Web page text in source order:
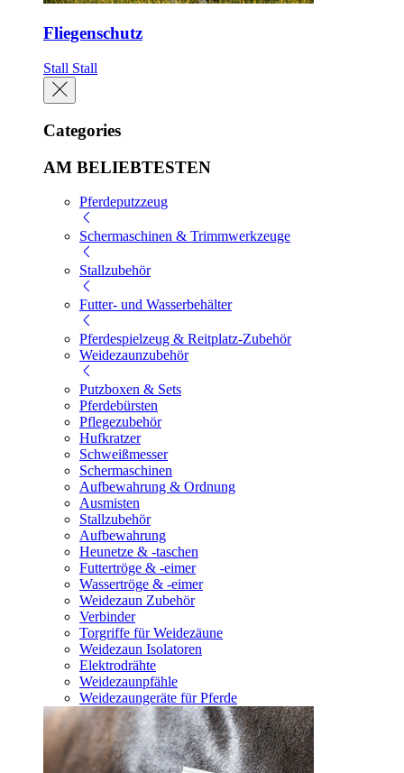
Fliegenschutz
Stall Stall
Categories
AM BELIEBTESTEN
Pferdeputzzeug
Schermaschinen & Trimmwerkzeuge
Stallzubehör
Futter- und Wasserbehälter
Pferdespielzeug & Reitplatz-Zubehör
Weidezaunzubehör
Putzboxen & Sets
Pferdebürsten
Pflegezubehör
Hufkratzer
Schweißmesser
Schermaschinen
Aufbewahrung & Ordnung
Ausmisten
Stallzubehör
Aufbewahrung
Heunetze & -taschen
Futtertröge & -eimer
Wassertröge & -eimer
Weidezaun Zubehör
Verbinder
Torgriffe für Weidezäune
Weidezaun Isolatoren
Elektrodrähte
Weidezaunpfähle
Weidezaungeräte für Pferde